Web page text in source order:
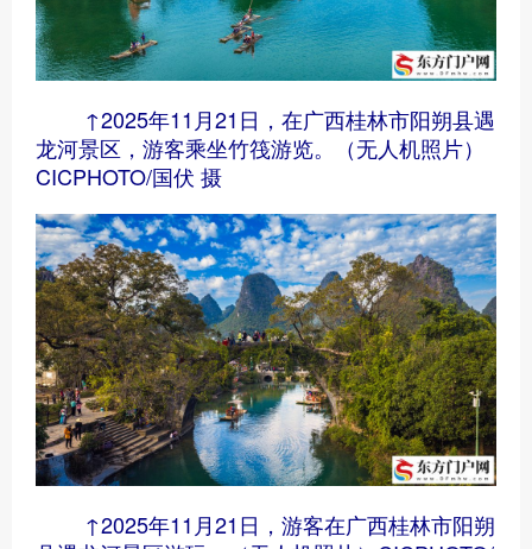
↑2025年11月21日，在广西桂林市阳朔县遇
龙河景区，游客乘坐竹筏游览。（无人机照片）
CICPHOTO/国伏 摄
↑2025年11月21日，游客在广西桂林市阳朔